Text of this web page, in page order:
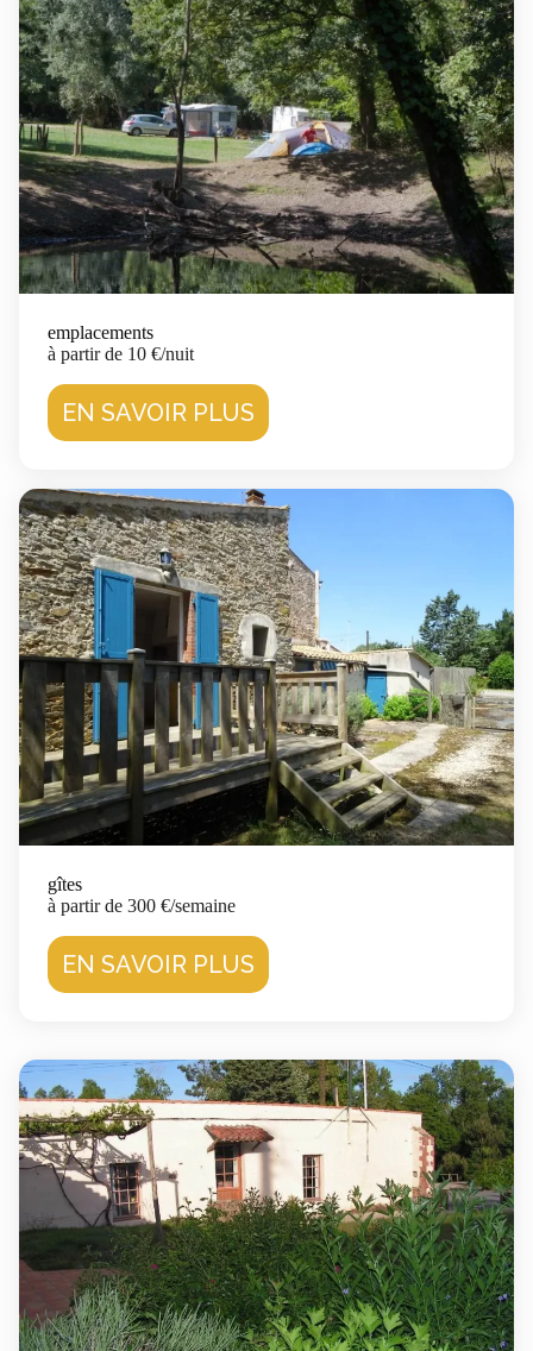
emplacements
à partir de 10 €/nuit
EN SAVOIR PLUS
gîtes
à partir de 300 €/semaine
EN SAVOIR PLUS